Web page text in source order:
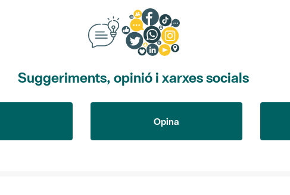
Suggeriments, opinió i xarxes socials
Opina